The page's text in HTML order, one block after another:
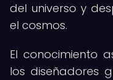
del universo y
el cosmos.
El conocimiento
los diseñadores